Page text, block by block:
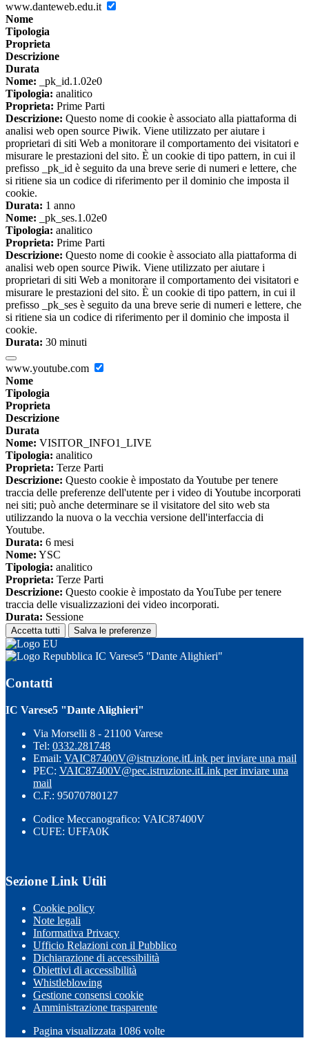
www.danteweb.edu.it
Nome
Tipologia
Proprieta
Descrizione
Durata
Nome: _pk_id.1.02e0
Tipologia: analitico
Proprieta: Prime Parti
Descrizione: Questo nome di cookie è associato alla piattaforma di
analisi web open source Piwik. Viene utilizzato per aiutare i
proprietari di siti Web a monitorare il comportamento dei visitatori e
misurare le prestazioni del sito. È un cookie di tipo pattern, in cui il
prefisso _pk_id è seguito da una breve serie di numeri e lettere, che
si ritiene sia un codice di riferimento per il dominio che imposta il
cookie.
Durata: 1 anno
Nome: _pk_ses.1.02e0
Tipologia: analitico
Proprieta: Prime Parti
Descrizione: Questo nome di cookie è associato alla piattaforma di
analisi web open source Piwik. Viene utilizzato per aiutare i
proprietari di siti Web a monitorare il comportamento dei visitatori e
misurare le prestazioni del sito. È un cookie di tipo pattern, in cui il
prefisso _pk_ses è seguito da una breve serie di numeri e lettere, che
si ritiene sia un codice di riferimento per il dominio che imposta il
cookie.
Durata: 30 minuti
www.youtube.com
Nome
Tipologia
Proprieta
Descrizione
Durata
Nome: VISITOR_INFO1_LIVE
Tipologia: analitico
Proprieta: Terze Parti
Descrizione: Questo cookie è impostato da Youtube per tenere
traccia delle preferenze dell'utente per i video di Youtube incorporati
nei siti; può anche determinare se il visitatore del sito web sta
utilizzando la nuova o la vecchia versione dell'interfaccia di
Youtube.
Durata: 6 mesi
Nome: YSC
Tipologia: analitico
Proprieta: Terze Parti
Descrizione: Questo cookie è impostato da YouTube per tenere
traccia delle visualizzazioni dei video incorporati.
Durata: Sessione
Accetta tutti Salva le preferenze
IC Varese5 "Dante Alighieri"
Contatti
IC Varese5 "Dante Alighieri"
Via Morselli 8 - 21100 Varese
Tel: 0332.281748
Email: VAIC87400V@istruzione.itLink per inviare una mail
PEC: VAIC87400V@pec.istruzione.itLink per inviare una
mail
C.F.: 95070780127
Codice Meccanografico: VAIC87400V
CUFE: UFFA0K
Sezione Link Utili
Cookie policy
Note legali
Informativa Privacy
Ufficio Relazioni con il Pubblico
Dichiarazione di accessibilità
Obiettivi di accessibilità
Whistleblowing
Gestione consensi cookie
Amministrazione trasparente
Pagina visualizzata 1086 volte